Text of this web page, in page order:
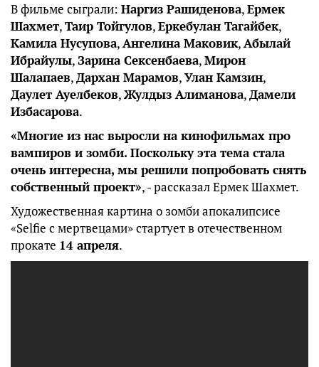
В фильме сыграли: Наргиз Рашиденова,Ермек
Шахмет,Таир Тойгулов,Еркебулан Тагайбек,
Камила Нусупова,Ангелина Маковик,Абылай
Ибрайулы,Зарина Сексенбаева,Мирон
Шалапаев,Дархан Марамов,Улан Камзин,
Даулет Ауелбеков,Жулдыз Алиманова,Дамели
Избасарова.
«Многие из нас выросли на кинофильмах про
вампиров и зомби. Поскольку эта тема стала
очень интересна, мы решили попробовать снять
собственный проект», - рассказал Ермек Шахмет.
Художественная картина о зомби апокалипсисе
«Selfie с мертвецами» стартует в отечественном
прокате 14 апреля.